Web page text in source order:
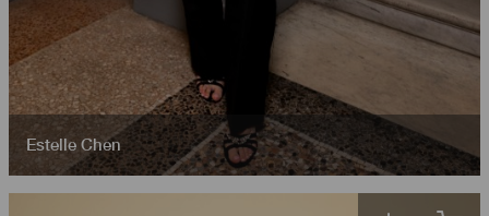
Estelle Chen